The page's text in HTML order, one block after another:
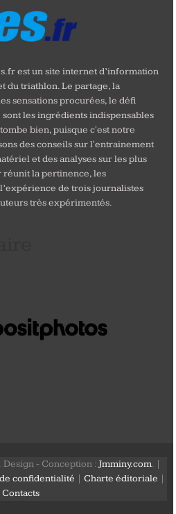
est un site internet d’information
du triathlon. Le partage, la
sensations procurées, le défi
les ingrédients indispensables
bien, puisque c'est notre
des conseils sur l'entrainement
et des analyses sur les plus
réunit la pertinence, les
de trois journalistes
très expérimentés.
Design - Conception :Jmminy.com. |
confidentialité |Charte éditoriale
Contacts